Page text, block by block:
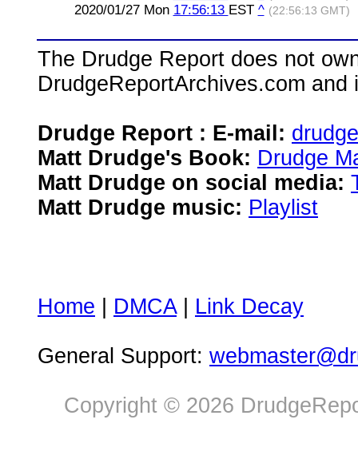
2020/01/27 Mon 17:56:13 EST ^ (22:56:13 GMT)
The Drudge Report does not
DrudgeReportArchives.com
Drudge Report : E-mail:
Matt Drudge's Book: Drudge
Matt Drudge on social media:
Matt Drudge music: Playlist
Home DMCA| Link Decay
General Support:
Copyright © 2026